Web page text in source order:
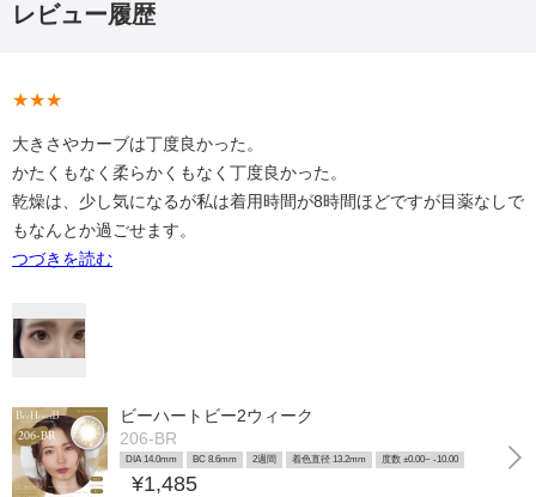
レビュー履歴
★★★
大きさやカーブは丁度良かった。
かたくもなく柔らかくもなく丁度良かった。
乾燥は、少し気になるが私は着用時間が8時間ほどですが目薬なしで
もなんとか過ごせます。
つづきを読む
ビーハートビー2ウィーク
206-BR
DIA 14.0mm BC 8.6mm 2週間 着色直径 13.2mm 度数 ±0.00~ -10.00
¥1,485